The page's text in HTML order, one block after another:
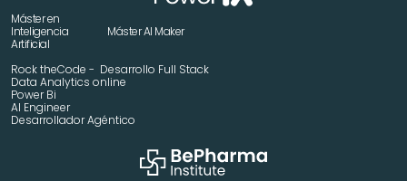
Máster en
Inteligencia
Artificial
Máster AI Maker
Rock theCode -  Desarrollo Full Stack
Data Analytics online
Power Bi
AI Engineer
Desarrollador Agéntico